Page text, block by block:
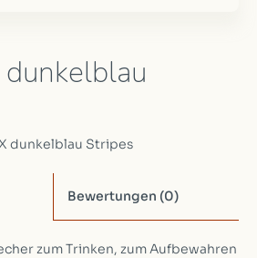
dunkelblau Stripes
Bewertungen (0)
zum Trinken, zum Aufbewahren